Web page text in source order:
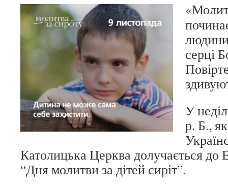
серці
У
р. Б.,
Католицька Церква долучається до
“Дня молитви за дітей сиріт”.